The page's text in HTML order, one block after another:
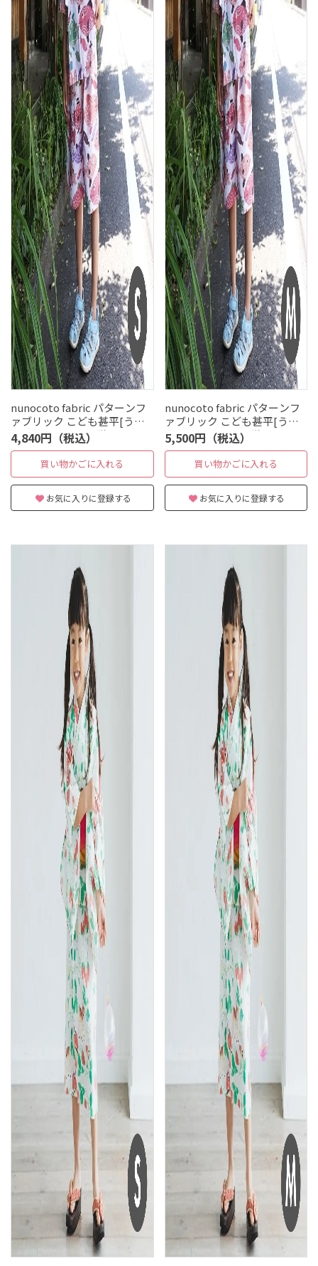
nunocoto fabric パターンフ
ァブリック こども甚平[うず
まきフィッシュの群れ] Sサイ
ズ（90～100サイズ）
4,840円（税込）
買い物かごに入れる
お気に入りに登録する
nunocoto fabric パターンフ
ァブリック こども甚平[うず
まきフィッシュの群れ] サイ
ズ(110～130サイズ)
5,500円（税込）
買い物かごに入れる
お気に入りに登録する